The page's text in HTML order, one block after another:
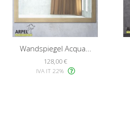
Wandspiegel Acqua...
128,00 €
IVA IT 22%